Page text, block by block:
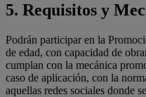
5. Requisitos y
Podrán participar en la
de edad, con capacidad de
cumplan con la mecánica
caso de aplicación, con la
aquellas redes sociales donde